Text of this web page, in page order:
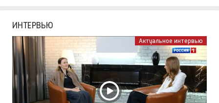
ИНТЕРВЬЮ
Актуальное интервью